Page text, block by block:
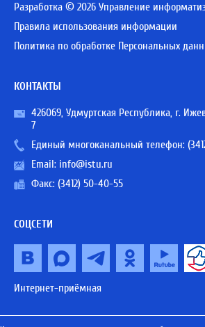
Разработка © 2026 Управление
Правила использования информации
Политика по обработке Персональных
КОНТАКТЫ
426069, Удмуртская Республика, г.
7
Единый многоканальный телефон:
Email: info@istu.ru
Факс: (3412) 50-40-55
СОЦСЕТИ
Интернет-приёмная